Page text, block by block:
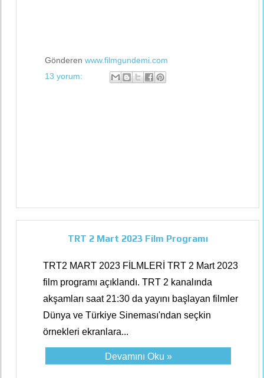
Gönderen www.filmgundemi.com
13 yorum:
TRT 2 Mart 2023 Film Programı
TRT2 MART 2023 FİLMLERİ TRT 2 Mart 2023
film programı açıklandı. TRT 2 kanalında
akşamları saat 21:30 da yayını başlayan filmler
Dünya ve Türkiye Sineması'ndan seçkin
örnekleri ekranlara...
Devamını Oku »